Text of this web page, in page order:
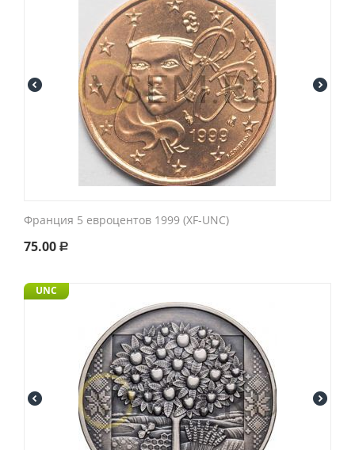
Франция 5 евроцентов 1999 (XF-UNC)
75.00 Р
UNC